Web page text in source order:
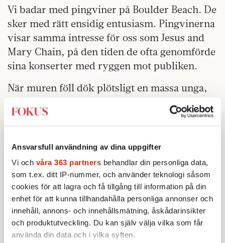
Ansvarsfull användning av dina uppgifter
Vi och våra 363 partners behandlar din personliga data,
som t.ex. ditt IP-nummer, och använder teknologi såsom
cookies för att lagra och få tillgång till information på din
enhet för att kunna tillhandahålla personliga annonser och
innehåll, annons- och innehållsmätning, åskådarinsikter
och produktutveckling. Du kan själv välja vilka som får
använda din data och i vilka syften.
Vi badar med pingviner på Boulder Beach. De
sker med rätt ensidig entusiasm. Pingvinerna
visar samma intresse för oss som Jesus and
Mary Chain, på den tiden de ofta genomförde
sina konserter med ryggen mot publiken.
När muren föll dök plötsligt en massa unga,
regeringskvarter. De talade alla bred
amerikanska, som om de just utexaminerats
från någon hemlig agentskola i Langley,
Virginia. Nu står Finland på randen till att få
en sydstatare som president: Alexander Stubb
gick i high school i Florida och tog sin
examen i statsvetenskap i South Carolina, den
första amerikanska delstaten som utträdde ur
unionen i upptakten till inbördeskriget.